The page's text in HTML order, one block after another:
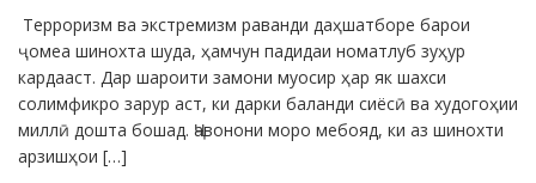
Терроризм ва экстремизм раванди даҳшатборе барои
ҷомеа шинохта шуда, ҳамчун падидаи номатлуб зуҳур
кардааст. Дар шароити замони муосир ҳар як шахси
солимфикро зарур аст, ки дарки баланди сиёсӣ ва худогоҳии
миллӣ дошта бошад. Ҷавонони моро мебояд, ки аз шинохти
арзишҳои […]